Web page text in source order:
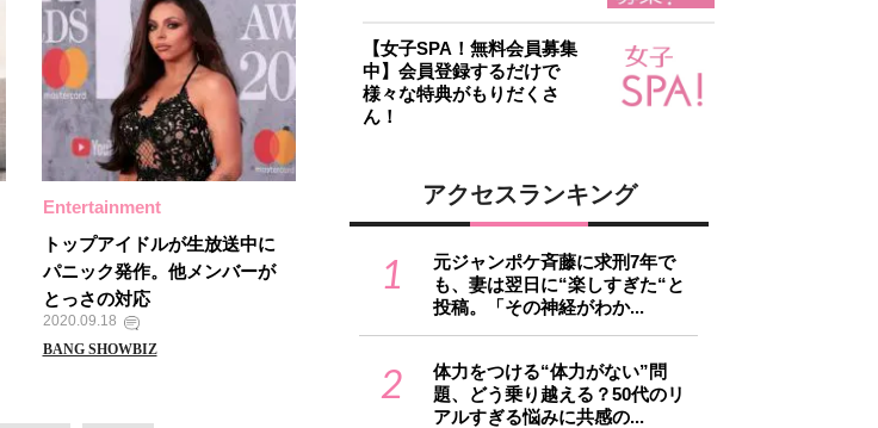
Entertainment
トップアイドルが生放送中に
パニック発作。他メンバーが
とっさの対応
2020.09.18
BANG SHOWBIZ
【女子SPA！無料会員募集
中】会員登録するだけで
様々な特典がもりだくさ
ん！
アクセスランキング
1
元ジャンポケ斉藤に求刑7年で
も、妻は翌日に“楽しすぎた“と
投稿。「その神経がわか...
2
体力をつける“体力がない”問
題、どう乗り越える？50代のリ
アルすぎる悩みに共感の...